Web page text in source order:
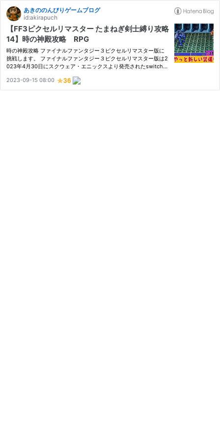
あきののんびりゲームブログ
id:akirapuch
【FF3ピクセルリマスター たまねぎ剣士縛り攻略
14】時の神殿攻略 RPG
時の神殿攻略 ファイナルファンタジー３ピクセルリマスター版に
挑戦します。 ファイナルファンタジー３ピクセルリマスター版は2
023年4月30日にスクウェア・エニックスより発売されたswitch用
ルファンタジー3の魅力を余すことなくお伝えします。 数々の魔
法、…
2023-09-15 08:00